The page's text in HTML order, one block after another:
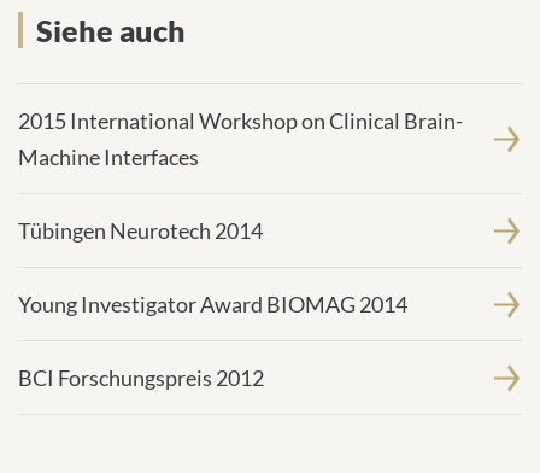
Siehe auch
2015 International Workshop on Clinical Brain-
Machine Interfaces
Tübingen Neurotech 2014
Young Investigator Award BIOMAG 2014
BCI Forschungspreis 2012